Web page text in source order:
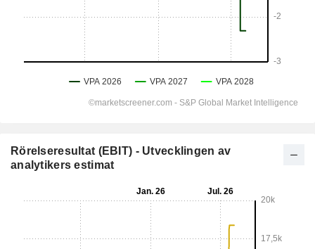
Rörelseresultat (EBIT) - Utvecklingen av
analytikers estimat